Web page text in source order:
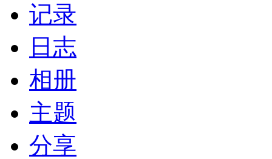
记录
日志
相册
主题
分享